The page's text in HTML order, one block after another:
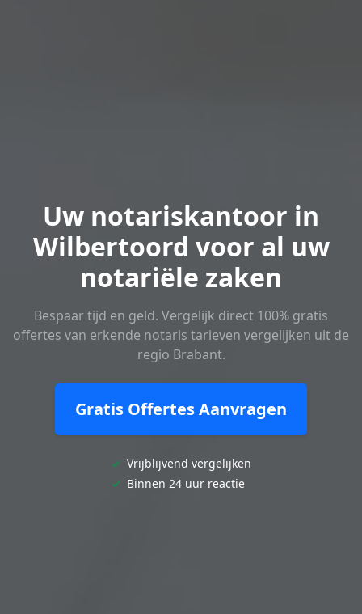
Uw notariskantoor in
Wilbertoord voor al uw
notariële zaken
Bespaar tijd en geld. Vergelijk direct 100% gratis
offertes van erkende notaris tarieven vergelijken uit de
regio Brabant.
Gratis Offertes Aanvragen
✓ Vrijblijvend vergelijken
✓ Binnen 24 uur reactie